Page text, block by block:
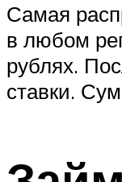
Самая
в любом
рублях.
ставки.